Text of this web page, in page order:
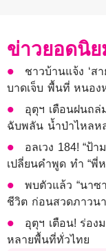
ข่าวยอดนิ
ชาวบ้านแจ้ง ‘ส
บาดเจ็บ พื้นที่ หนอง
อุตุฯ เตือนฝนถล่
ฉับพลัน น้ำป่าไหลห
อลเวง 184! “ป้
เปลี่ยนคำพูด ทำ “พี่
พบตัวแล้ว “นาซ
ชีวิต ก่อนสวดภาวน
อุตุฯ เตือน! ร่อง
หลายพื้นที่ทั่วไทย